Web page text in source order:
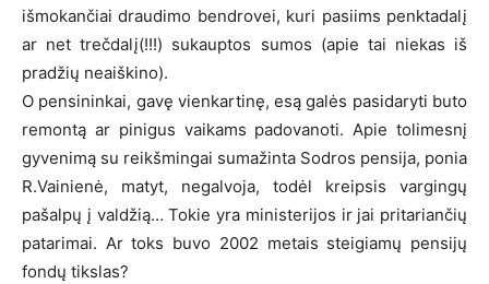
išmokančiai draudimo bendrovei, kuri pasiims penktadalį
ar net trečdalį(!!!) sukauptos sumos (apie tai niekas iš
pradžių neaiškino).
O pensininkai, gavę vienkartinę, esą galės pasidaryti buto
remontą ar pinigus vaikams padovanoti. Apie tolimesnį
gyvenimą su reikšmingai sumažinta Sodros pensija, ponia
R.Vainienė, matyt, negalvoja, todėl kreipsis vargingų
pašalpų į valdžią… Tokie yra ministerijos ir jai pritariančių
patarimai. Ar toks buvo 2002 metais steigiamų pensijų
fondų tikslas?